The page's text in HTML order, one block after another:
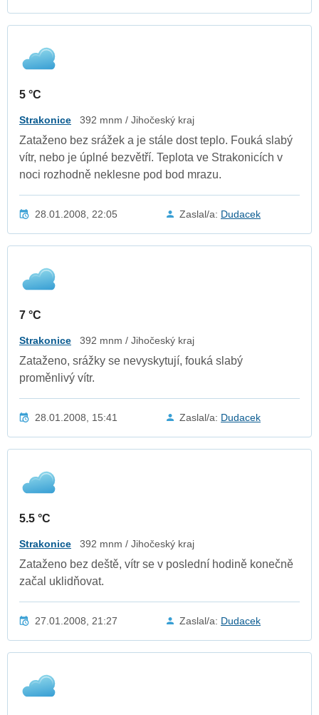
5 °C
Strakonice 392 mnm / Jihočeský kraj
Zataženo bez srážek a je stále dost teplo. Fouká slabý
vítr, nebo je úplné bezvětří. Teplota ve Strakonicích v
noci rozhodně neklesne pod bod mrazu.
28.01.2008, 22:05 Zaslal/a: Dudacek
7 °C
Strakonice 392 mnm / Jihočeský kraj
Zataženo, srážky se nevyskytují, fouká slabý
proměnlivý vítr.
28.01.2008, 15:41 Zaslal/a: Dudacek
5.5 °C
Strakonice 392 mnm / Jihočeský kraj
Zataženo bez deště, vítr se v poslední hodině konečně
začal uklidňovat.
27.01.2008, 21:27 Zaslal/a: Dudacek